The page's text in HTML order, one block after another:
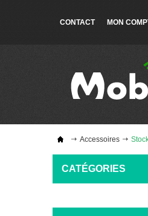
CONTACT MON
Accessoires
CATÉGORIES